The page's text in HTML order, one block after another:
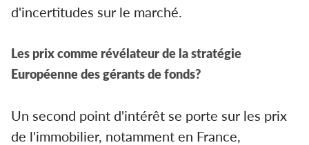
d'incertitudes sur le marché.
Les prix comme révélateur de la stratégie
Européenne des gérants de fonds?
Un second point d'intérêt se porte sur les prix
de l'immobilier, notamment en France,